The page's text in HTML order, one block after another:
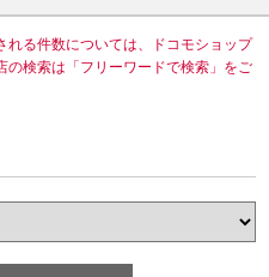
れる件数については、ドコモショップ
の検索は「フリーワードで検索」をご